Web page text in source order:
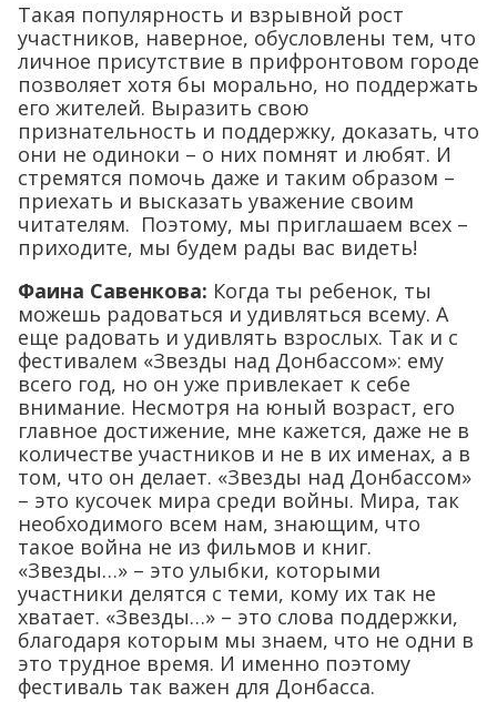
Такая популярность и взрывной рост
участников, наверное, обусловлены тем, что
личное присутствие в прифронтовом городе
позволяет хотя бы морально, но поддержать
его жителей. Выразить свою
признательность и поддержку, доказать, что
они не одиноки – о них помнят и любят. И
стремятся помочь даже и таким образом –
приехать и высказать уважение своим
читателям. Поэтому, мы приглашаем всех –
приходите, мы будем рады вас видеть!
Фаина Савенкова: Когда ты ребенок, ты
можешь радоваться и удивляться всему. А
еще радовать и удивлять взрослых. Так и с
фестивалем «Звезды над Донбассом»: ему
всего год, но он уже привлекает к себе
внимание. Несмотря на юный возраст, его
главное достижение, мне кажется, даже не в
количестве участников и не в их именах, а в
том, что он делает. «Звезды над Донбассом»
– это кусочек мира среди войны. Мира, так
необходимого всем нам, знающим, что
такое война не из фильмов и книг.
«Звезды…» – это улыбки, которыми
участники делятся с теми, кому их так не
хватает. «Звезды…» – это слова поддержки,
благодаря которым мы знаем, что не одни в
это трудное время. И именно поэтому
фестиваль так важен для Донбасса.